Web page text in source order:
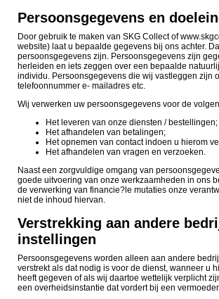
Persoonsgegevens en
Door gebruik te maken van SKG Collect of
website) laat u bepaalde gegevens bij ons achter.
persoonsgegevens zijn. Persoonsgegevens zijn
herleiden en iets zeggen over een bepaalde
individu. Persoonsgegevens die wij vastleggen zijn
telefoonnummer e- mailadres etc.
Wij verwerken uw persoonsgegevens voor de
Het leveren van onze diensten / bestellingen;
Het afhandelen van betalingen;
Het opnemen van contact indoen u hierom
Het afhandelen van vragen en verzoeken.
Naasteen zorgvuldige omgang van
goede uitvoering van onze werkzaamheden in ons
de verwerking van financie?le mutaties onze
niet de inhoud hiervan.
Verstrekking aan andere
instellingen
Persoonsgegevens worden alleen aan andere
verstrekt als dat nodig is voor de dienst, wanneer u
heeft gegeven of als wij daartoe wettelijk verplicht
een overheidsinstantie dat vordert bij een